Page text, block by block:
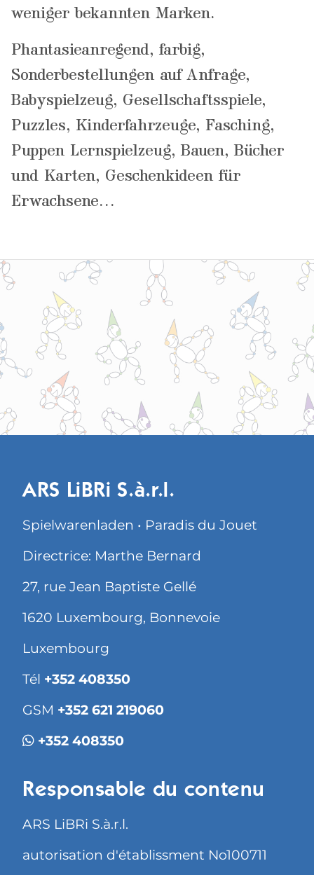
weniger bekannten Marken.
Phantasieanregend, farbig,
Sonderbestellungen auf Anfrage,
Babyspielzeug, Gesellschaftsspiele,
Puzzles, Kinderfahrzeuge, Fasching,
Puppen Lernspielzeug, Bauen, Bücher
und Karten, Geschenkideen für
Erwachsene…
ARS LiBRi S.à.r.l.
Spielwarenladen • Paradis du Jouet
Directrice: Marthe Bernard
27, rue Jean Baptiste Gellé
1620 Luxembourg, Bonnevoie
Luxembourg
Tél +352 408350
GSM +352 621 219060
+352 408350
Responsable du contenu
ARS LiBRi S.à.r.l.
autorisation d'établissment No100711